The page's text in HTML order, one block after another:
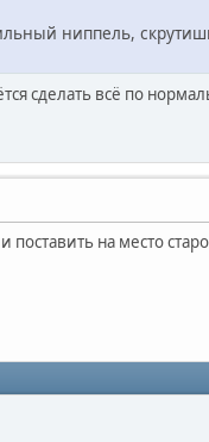
ниппель,
сделать всё по
на место